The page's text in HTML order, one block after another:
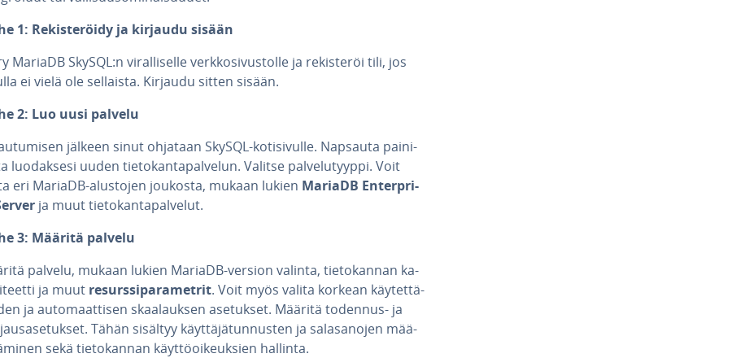
1: Re­kis­te­röi­dy ja kirjaudu sisään
MariaDB SkySQL:n vi­ral­li­sel­le verk­ko­si­vus­tol­le ja re­kis­te­röi tili, jos
ei vielä ole sellaista. Kirjaudu sitten sisään.
2: Luo uusi palvelu
jälkeen sinut ohjataan SkySQL-ko­ti­si­vul­le. Napsauta pai­ni­
luo­dak­se­si uuden tie­to­kan­ta­pal­ve­lun. Valitse pal­ve­lu­tyyp­pi. Voit
eri MariaDB-alustojen joukosta, mukaan lukien MariaDB En­terpri­
ja muut tie­to­kan­ta­pal­ve­lut.
3: Määritä palvelu
palvelu, mukaan lukien MariaDB-version valinta, tie­to­kan­nan ka­
ja muut re­surs­si­pa­ra­met­rit. Voit myös valita korkean käy­tet­tä­
ja au­to­maat­ti­sen skaa­lauk­sen asetukset. Määritä todennus- ja
Tähän sisältyy käyt­tä­jä­tun­nus­ten ja sa­la­sa­no­jen mää­
sekä tie­to­kan­nan käyt­tö­oi­keuk­sien hallinta.